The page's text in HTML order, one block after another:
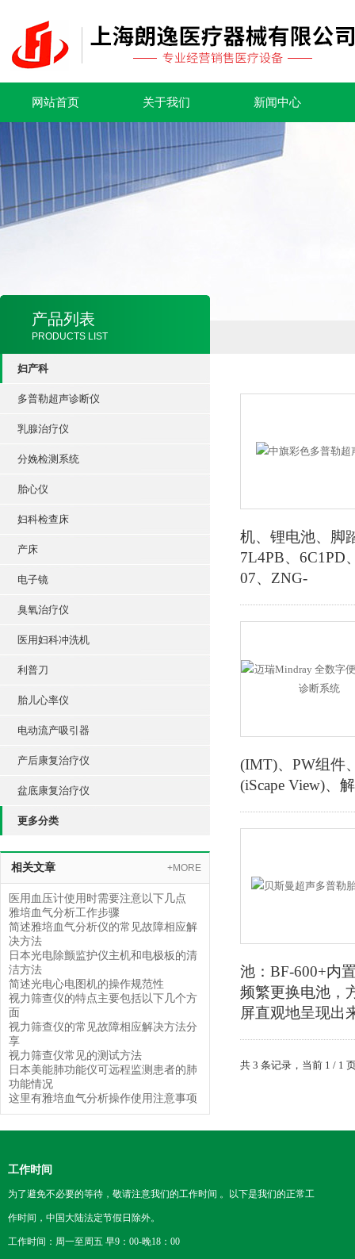
网站首页 关于我们 新闻中心
产品列表
PRODUCTS LIST
妇产科
多普勒超声诊断仪
乳腺治疗仪
分娩检测系统
胎心仪
妇科检查床
产床
电子镜
臭氧治疗仪
医用妇科冲洗机
利普刀
胎儿心率仪
电动流产吸引器
产后康复治疗仪
盆底康复治疗仪
更多分类
相关文章 +MORE
医用血压计使用时需要注意以下几点
雅培血气分析工作步骤
简述雅培血气分析仪的常见故障相应解
决方法
日本光电除颤监护仪主机和电极板的清
洁方法
简述光电心电图机的操作规范性
视力筛查仪的特点主要包括以下几个方
面
视力筛查仪的常见故障相应解决方法分
享
视力筛查仪常见的测试方法
日本美能肺功能仪可远程监测患者的肺
功能情况
这里有雅培血气分析操作使用注意事项
机、锂电池、脚
7L4PB、6C1PD
07、ZNG-
(IMT)、PW组件
(iScape View)、
池：BF-600+内
频繁更换电池，
屏直观地呈现出
共 3 条记录，当前 1 / 1
工作时间
为了避免不必要的等待，敬请注意我们的工作时间 。以下是我们的正常工
作时间，中国大陆法定节假日除外。
工作时间：周一至周五 早9：00-晚18：00